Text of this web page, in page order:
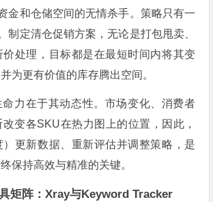
金和仓储空间的无情杀手。策略只有一
制定清仓促销方案，无论是打包甩卖、
处理，目标都是在最短时间内将其变
为更有价值的库存腾出空间。
力在于其动态性。市场变化、消费者
变各SKU在热力图上的位置，因此，
更新数据、重新评估并调整策略，是
保持高效与精准的关键。
矩阵：Xray与Keyword Tracker